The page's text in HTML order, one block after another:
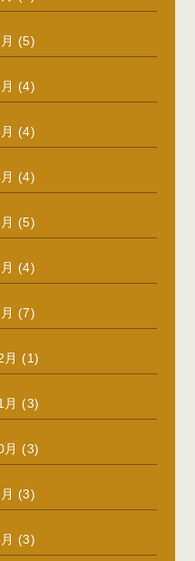
(5)
(4)
(4)
(4)
(5)
(4)
(7)
(1)
(3)
(3)
(3)
(3)